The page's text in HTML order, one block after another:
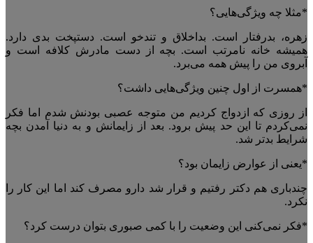
*مثلا چه ویژگی‌هایی؟
زهره، بدرفتار است. بداخلاق و تندخو است. دستپخت بدی دارد.
همیشه خانه نامرتب است. بچه از دست مادرش کلافه است و
آبروی من را پیش همه می‌برد.
*همسرت از اول چنین ویژگی‌هایی داشت؟
از روزی که ازدواج کردیم من متوجه عصبی بودنش شدم اما فکر
نمی‌کردم تا این حد پیش برود. بعد از زایمانش و به دنیا آمدن بچه
شرایط بدتر شد.
*یعنی از عوارض زایمان بود؟
چندباری هم دکتر رفتیم و قرار شد دارو مصرف کند اما این کار را
نکرد.
*فکر نمی‌کنی این وضعیت را با کمی ‌صبوری بتوان درست کرد؟